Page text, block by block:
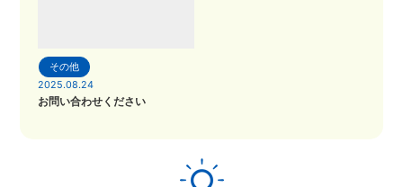
その他
2025.08.24
お問い合わせください